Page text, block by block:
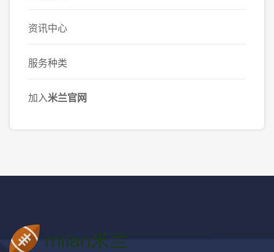
资讯中心
服务种类
加入米兰官网